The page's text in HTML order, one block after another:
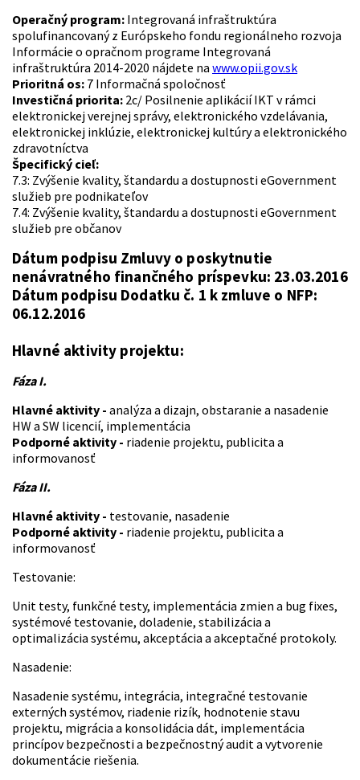
Operačný program: Integrovaná infraštruktúra
spolufinancovaný z Európskeho fondu regionálneho rozvoja
Informácie o opračnom programe Integrovaná
infraštruktúra 2014-2020 nájdete na www.opii.gov.sk
Prioritná os: 7 Informačná spoločnosť
Investičná priorita: 2c/ Posilnenie aplikácií IKT v rámci
elektronickej verejnej správy, elektronického vzdelávania,
elektronickej inklúzie, elektronickej kultúry a elektronického
zdravotníctva
Špecifický cieľ:
7.3: Zvýšenie kvality, štandardu a dostupnosti eGovernment
služieb pre podnikateľov
7.4: Zvýšenie kvality, štandardu a dostupnosti eGovernment
služieb pre občanov
Dátum podpisu Zmluvy o poskytnutie
nenávratného finančného príspevku: 23.03.2016
Dátum podpisu Dodatku č. 1 k zmluve o NFP:
06.12.2016
Hlavné aktivity projektu:
Fáza I.
Hlavné aktivity - analýza a dizajn, obstaranie a nasadenie
HW a SW licencií, implementácia
Podporné aktivity - riadenie projektu, publicita a
informovanosť
Fáza II.
Hlavné aktivity - testovanie, nasadenie
Podporné aktivity - riadenie projektu, publicita a
informovanosť
Testovanie:
Unit testy, funkčné testy, implementácia zmien a bug fixes,
systémové testovanie, doladenie, stabilizácia a
optimalizácia systému, akceptácia a akceptačné protokoly.
Nasadenie:
Nasadenie systému, integrácia, integračné testovanie
externých systémov, riadenie rizík, hodnotenie stavu
projektu, migrácia a konsolidácia dát, implementácia
princípov bezpečnosti a bezpečnostný audit a vytvorenie
dokumentácie riešenia.